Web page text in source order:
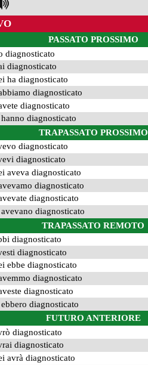
PASSATO PROSSIMO
diagnosticato
diagnosticato
ha diagnosticato
diagnosticato
diagnosticato
diagnosticato
TRAPASSATO PROSSIMO
diagnosticato
diagnosticato
aveva diagnosticato
diagnosticato
diagnosticato
diagnosticato
TRAPASSATO REMOTO
diagnosticato
diagnosticato
ebbe diagnosticato
diagnosticato
diagnosticato
diagnosticato
FUTURO ANTERIORE
diagnosticato
diagnosticato
avrà diagnosticato